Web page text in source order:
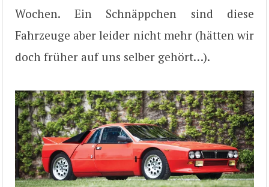
Wochen. Ein Schnäppchen sind diese
Fahrzeuge aber leider nicht mehr (hätten wir
doch früher auf uns selber gehört…).